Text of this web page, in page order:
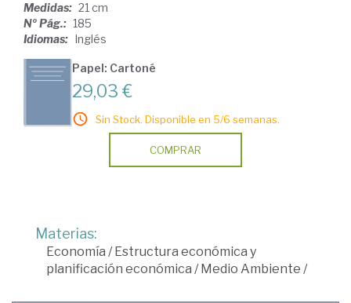
Medidas: 21 cm
Nº Pág.: 185
Idiomas: Inglés
Papel: Cartoné
29,03 €
Sin Stock. Disponible en 5/6 semanas.
COMPRAR
Materias:
Economía / Estructura económica y
planificación económica / Medio Ambiente /